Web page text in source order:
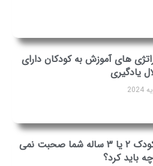
های آموزش به کودکان دارای
یادگیری
اگر کودک ۲ یا ۳ ساله شما صحبت نمی
باید کرد؟